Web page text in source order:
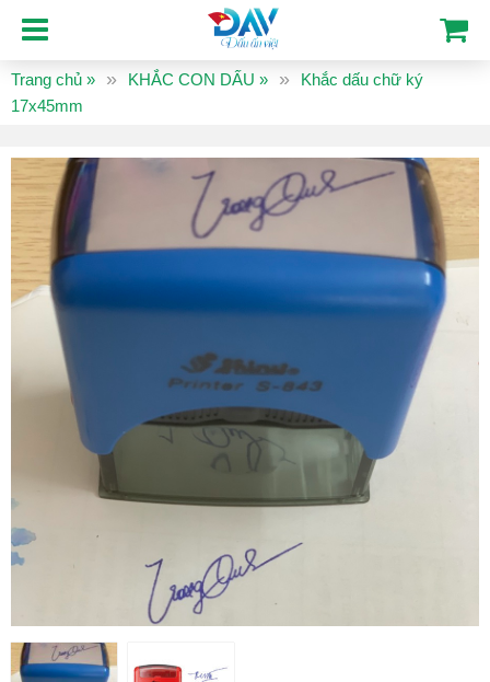
Trang chủ » KHẮC CON DẤU »
Khắc dấu chữ ký
17x45mm